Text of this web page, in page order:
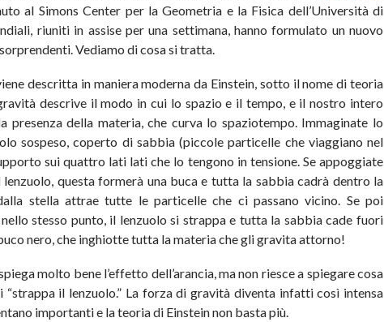
al Simons Center per la Geometria e la Fisica dell’Università di
riuniti in assise per una settimana, hanno formulato un nuovo
Vediamo di cosa si tratta.
descritta in maniera moderna da Einstein, sotto il nome di teoria
descrive il modo in cui lo spazio e il tempo, e il nostro intero
presenza della materia, che curva lo spaziotempo. Immaginate lo
sospeso, coperto di sabbia (piccole particelle che viaggiano nel
sui quattro lati lati che lo tengono in tensione. Se appoggiate
lenzuolo, questa formerà una buca e tutta la sabbia cadrà dentro la
stella attrae tutte le particelle che ci passano vicino. Se poi
stesso punto, il lenzuolo si strappa e tutta la sabbia cade fuori
nero, che inghiotte tutta la materia che gli gravita attorno!
molto bene l’effetto dell’arancia, ma non riesce a spiegare cosa
“strappa il lenzuolo.” La forza di gravità diventa infatti così intensa
importanti e la teoria di Einstein non basta più.